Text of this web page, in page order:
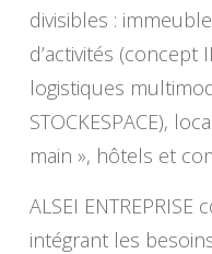
divisibles :
d’activités (concept
logistiques
STOCKESPACE),
main », hôtels et
ALSEI
intégrant les